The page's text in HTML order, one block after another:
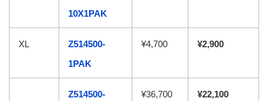
10X1PAK
XL
Z514500-
1PAK
¥4,700 ¥2,900
Z514500-
¥36,700 ¥22,100